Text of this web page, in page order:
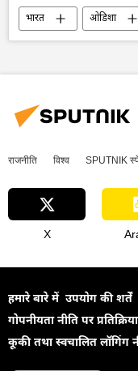
भारत ओडिशा
ओडिशा ट्रिपल रेल दुर्घटना
विमान दुर्घटना
राजनीति विश्व SPUTNIK
X
हमारे बारे में उपयोग की शर्तें
गोपनीयता नीति पर प्रतिक्रिया
कूकी तथा स्वचालित लॉगिंग